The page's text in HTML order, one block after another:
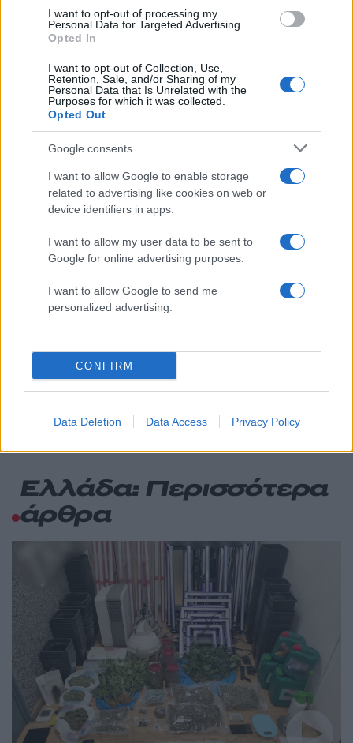
I want to opt-out of processing my
Personal Data for Targeted Advertising.
Opted In
I want to opt-out of Collection, Use,
Retention, Sale, and/or Sharing of my
Personal Data that Is Unrelated with the
Purposes for which it was collected.
Opted Out
Google consents
I want to allow Google to enable storage
related to advertising like cookies on web or
device identifiers in apps.
I want to allow my user data to be sent to
Google for online advertising purposes.
I want to allow Google to send me
personalized advertising.
CONFIRM
Data Deletion Data Access Privacy Policy
έσπασε το παράθυρο του αεροπλάνου
Πιο σχολιασμένα
Marfin: Η 46χρονη πήρε προθεσμία για
να απολογηθεί την Τρίτη – «Είναι αθώα,
συμμετείχε στη διαδήλωση όπως και
100.000 άτομα»
Βγήκαν ξανά τα μαχαίρια στην Ελπίδα
για τη Δημοκρατία: «Καρυστιανού,
Γρατσία και Γαλανός μετέτρεψαν το
κίνημα σε φοβικό αρχηγικό κόμμα»
Μεταφορές χρημάτων: Πότε μπορεί να
θεωρηθούν δωρεές και να επιβληθεί
φόρος – Τι ισχυεί για τις γονικές παροχές
Απίστευτο κι όμως αληθινό -
Aναστέλλονται τα τακτικά ραντεβού του
αγγειοχειρουργού του νοσοκομείου
Σούπερ μάρκετ: Νέες μειώσεις τιμών –
916 προϊόντα στην εθνική πρωτοβουλία,
Ελλάδα: Περισσότερα
άρθρα